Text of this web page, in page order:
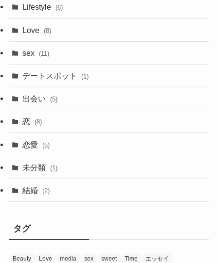
Lifestyle (6)
Love (8)
sex (11)
デートスポット (1)
出会い (5)
恋 (8)
恋愛 (5)
未分類 (1)
結婚 (2)
タグ
Beauty Love media sex sweet Time エッセイ